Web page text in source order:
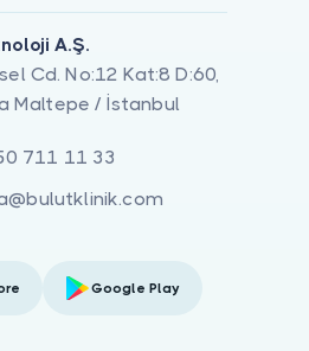
A.Ş.
Cd. No:12 Kat:8 D:60,
Maltepe / İstanbul
711 11 33
Google Play